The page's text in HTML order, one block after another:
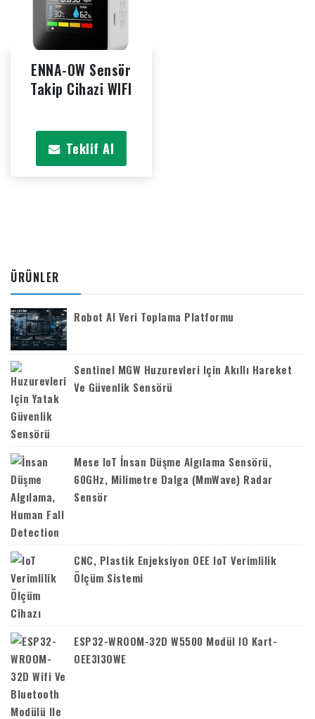
ENNA-OW Sensör
Takip Cihazi WIFI
Teklif Al
ÜRÜNLER
Robot AI Veri Toplama Platformu
Sentinel MGW Huzurevleri Için Akıllı Hareket
Ve Güvenlik Sensörü
Mese IoT İnsan Düşme Algılama Sensörü,
60GHz, Milimetre Dalga (mmWave) Radar
Sensör
CNC, Plastik Enjeksiyon OEE IoT Verimlilik
Ölçüm Sistemi
ESP32-WROOM-32D W5500 Modül IO Kart-
OEE3I3OWE